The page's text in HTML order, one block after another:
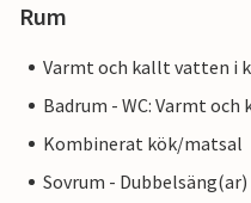
Rum
Varmt och kallt vatten i
Badrum - WC: Varmt
Kombinerat kök/matsal
Sovrum -